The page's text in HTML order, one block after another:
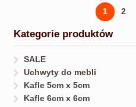
1 2
Kategorie produktów
SALE
Uchwyty do mebli
Kafle 5cm x 5cm
Kafle 6cm x 6cm